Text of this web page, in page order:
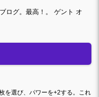
ログ。最高！。 ゲント オ
を選び、パワーを+2する。これ